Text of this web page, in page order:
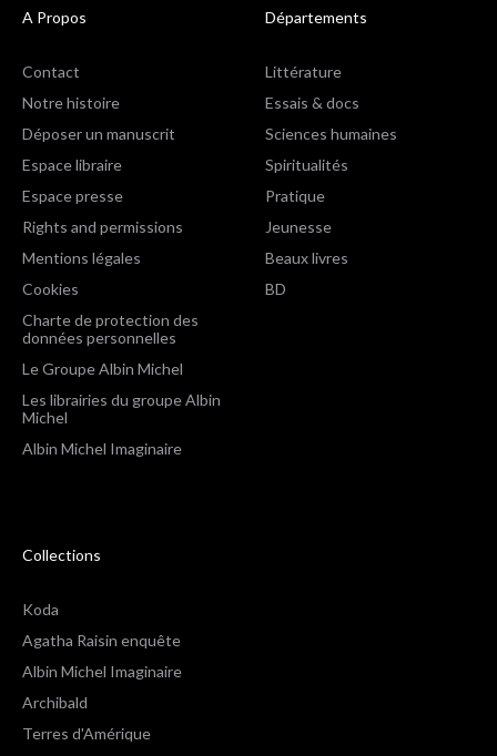
A Propos
Contact
Notre histoire
Déposer un manuscrit
Espace libraire
Espace presse
Rights and permissions
Mentions légales
Cookies
Charte de protection des
données personnelles
Le Groupe Albin Michel
Les librairies du groupe Albin
Michel
Albin Michel Imaginaire
Départements
Littérature
Essais & docs
Sciences humaines
Spiritualités
Pratique
Jeunesse
Beaux livres
BD
Collections
Koda
Agatha Raisin enquête
Albin Michel Imaginaire
Archibald
Terres d'Amérique